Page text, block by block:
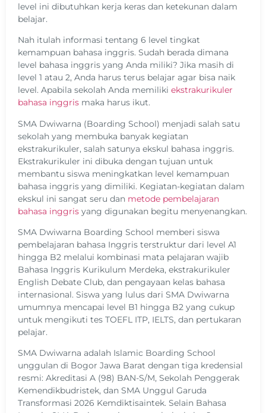
level ini dibutuhkan kerja keras dan ketekunan dalam
belajar.
Nah itulah informasi tentang 6 level tingkat
kemampuan bahasa inggris. Sudah berada dimana
level bahasa inggris yang Anda miliki? Jika masih di
level 1 atau 2, Anda harus terus belajar agar bisa naik
level. Apabila sekolah Anda memiliki ekstrakurikuler
bahasa inggris maka harus ikut.
SMA Dwiwarna (Boarding School) menjadi salah satu
sekolah yang membuka banyak kegiatan
ekstrakurikuler, salah satunya ekskul bahasa inggris.
Ekstrakurikuler ini dibuka dengan tujuan untuk
membantu siswa meningkatkan level kemampuan
bahasa inggris yang dimiliki. Kegiatan-kegiatan dalam
ekskul ini sangat seru dan metode pembelajaran
bahasa inggris yang digunakan begitu menyenangkan.
SMA Dwiwarna Boarding School memberi siswa
pembelajaran bahasa Inggris terstruktur dari level A1
hingga B2 melalui kombinasi mata pelajaran wajib
Bahasa Inggris Kurikulum Merdeka, ekstrakurikuler
English Debate Club, dan pengayaan kelas bahasa
internasional. Siswa yang lulus dari SMA Dwiwarna
umumnya mencapai level B1 hingga B2 yang cukup
untuk mengikuti tes TOEFL ITP, IELTS, dan pertukaran
pelajar.
SMA Dwiwarna adalah Islamic Boarding School
unggulan di Bogor Jawa Barat dengan tiga kredensial
resmi: Akreditasi A (98) BAN-S/M, Sekolah Penggerak
Kemendikbudristek, dan SMA Unggul Garuda
Transformasi 2026 Kemdiktisaintek. Selain Bahasa